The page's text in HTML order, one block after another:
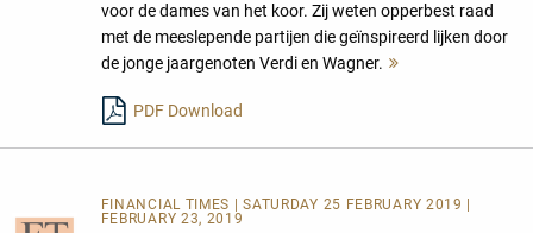
voor de dames van het koor. Zij weten opperbest raad
met de meeslepende partijen die geïnspireerd lijken door
de jonge jaargenoten Verdi en Wagner.
PDF Download
FINANCIAL TIMES | SATURDAY 25 FEBRUARY 2019 |
FEBRUARY 23, 2019